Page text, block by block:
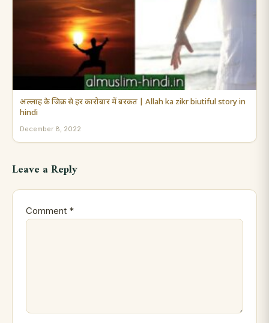
अल्लाह के जिक्र से हर कारोबार में बरकत | Allah ka zikr biutiful story in
hindi
December 8, 2022
Leave a Reply
Comment *